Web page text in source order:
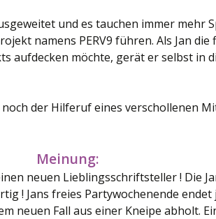
und es tauchen immer mehr
namens PERV9 führen. Als Jan die
aufdecken möchte, gerät er selbst in
der Hilferuf eines verschollenen
Meinung:
neuen Lieblingsschriftsteller ! Die
! Jans freies Partywochenende endet
neuen Fall aus einer Kneipe abholt.